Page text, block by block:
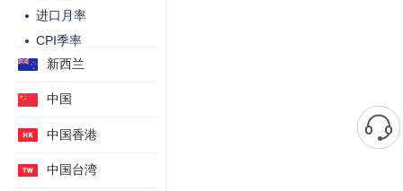
进口月率
CPI季率
私营企业贷款月率
私营企业贷款年率
出口物价指数季率
进口物价指数季率
新西兰
中国
中国香港
中国台湾